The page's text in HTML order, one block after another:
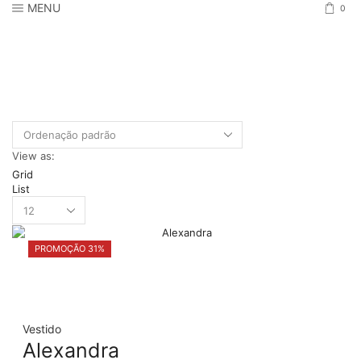
MENU 0
View as:
Grid
List
per
page
PROMOÇÃO 31%
Vestido
Alexandra